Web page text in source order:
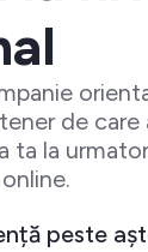
de
ta la
peste